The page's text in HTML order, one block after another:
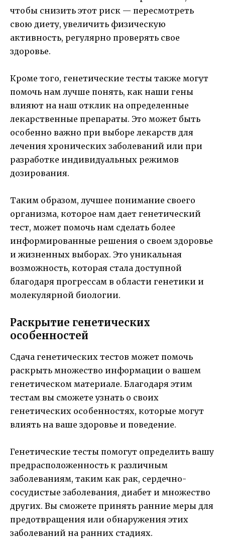
чтобы снизить этот риск — пересмотреть
свою диету, увеличить физическую
активность, регулярно проверять свое
здоровье.
Кроме того, генетические тесты также могут
помочь нам лучше понять, как наши гены
влияют на наш отклик на определенные
лекарственные препараты. Это может быть
особенно важно при выборе лекарств для
лечения хронических заболеваний или при
разработке индивидуальных режимов
дозирования.
Таким образом, лучшее понимание своего
организма, которое нам дает генетический
тест, может помочь нам сделать более
информированные решения о своем здоровье
и жизненных выборах. Это уникальная
возможность, которая стала доступной
благодаря прогрессам в области генетики и
молекулярной биологии.
Раскрытие генетических
особенностей
Сдача генетических тестов может помочь
раскрыть множество информации о вашем
генетическом материале. Благодаря этим
тестам вы сможете узнать о своих
генетических особенностях, которые могут
влиять на ваше здоровье и поведение.
Генетические тесты помогут определить вашу
предрасположенность к различным
заболеваниям, таким как рак, сердечно-
сосудистые заболевания, диабет и множество
других. Вы сможете принять ранние меры для
предотвращения или обнаружения этих
заболеваний на ранних стадиях.